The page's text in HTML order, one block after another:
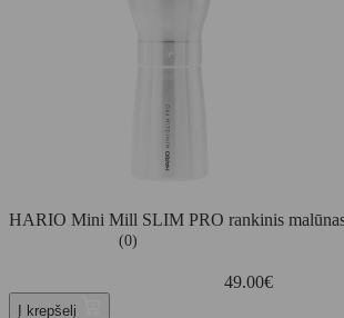
HARIO Mini Mill SLIM PRO rankinis
(0)
49.00€
Į krepšelį